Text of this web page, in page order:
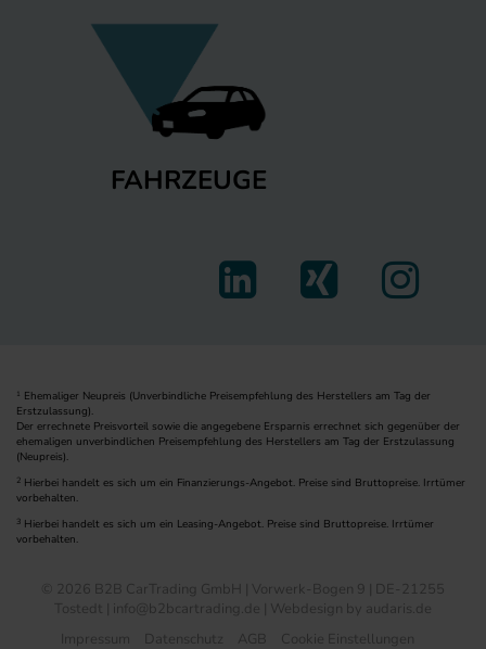
FAHRZEUGE
1
Ehemaliger Neupreis (Unverbindliche Preisempfehlung des Herstellers am Tag der
Erstzulassung).
Der errechnete Preisvorteil sowie die angegebene Ersparnis errechnet sich gegenüber der
ehemaligen unverbindlichen Preisempfehlung des Herstellers am Tag der Erstzulassung
(Neupreis).
2 Hierbei handelt es sich um ein Finanzierungs-Angebot. Preise sind Bruttopreise. Irrtümer
vorbehalten.
3 Hierbei handelt es sich um ein Leasing-Angebot. Preise sind Bruttopreise. Irrtümer
vorbehalten.
© 2026 B2B CarTrading GmbH | Vorwerk-Bogen 9 | DE-21255
Tostedt | info@b2bcartrading.de | Webdesign by audaris.de
Impressum
Datenschutz AGB Cookie Einstellungen